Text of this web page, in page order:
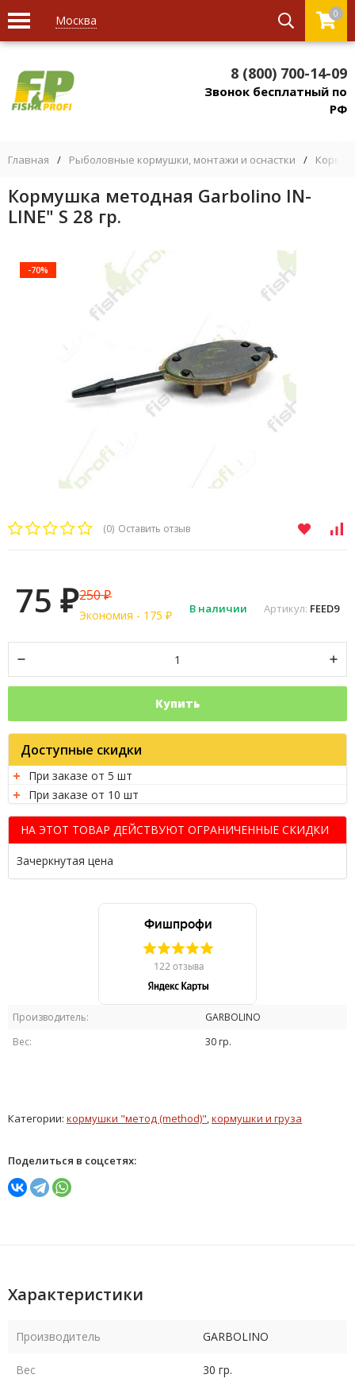
Москва 0
8 (800) 700-14-09
Звонок бесплатный по
РФ
Главная / Рыболовные кормушки, монтажи и оснастки /
Кормушка методная Garbolino IN-
LINE" S 28 гр.
-70%
(0) Оставить отзыв
Производитель:
GARBOLINO
Вес:
30 гр.
Артикул: FEED9
В наличии
75₽250₽
Экономия - 175₽
Купить
Доступные скидки
При заказе от 5 шт
При заказе от 10 шт
НА ЭТОТ ТОВАР ДЕЙСТВУЮТ ОГРАНИЧЕННЫЕ СКИДКИ
Зачеркнутая цена
Категории: кормушки "метод (method)",кормушки и груза
Поделиться в соцсетях:
Характеристики
Производитель GARBOLINO
Вес 30 гр.